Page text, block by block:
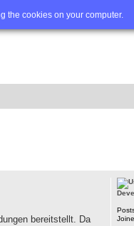
the cookies on your computer.
bereitstellt. Da